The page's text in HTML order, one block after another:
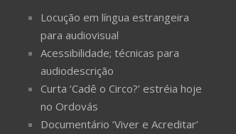
Locução em língua estrangeira
para audiovisual
Acessibilidade; técnicas para
audiodescrição
Curta ‘Cadê o Circo?’ estréia hoje
no Ordovás
Documentário ‘Viver e Acreditar’